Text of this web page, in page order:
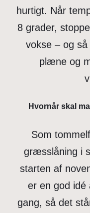
hurtigt. Når
8 grader,
vokse – og
plæne og
Hvornår skal
Som
græsslåning i
starten af
er en god
gang, så det